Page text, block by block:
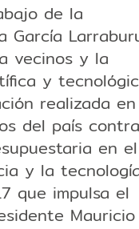
de la
García
vecinos y la
y
realizada en
del país contra
en el
y la
que impulsa el
Mauricio